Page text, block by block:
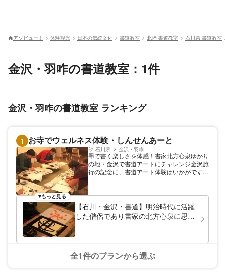
アソビュー！ 体験観光 日本の伝統文化 書道教室 北陸 書道教室 石川県 書道教室
金沢・羽咋の書道教室：1件
金沢・羽咋の書道教室 ランキング
1 お寺でウェルネス体験・しんせんあーと
石川県 金沢・羽咋
墨で書く楽しさを体感！書家北方心泉ゆかり
の地・金沢で書道アートにチャレンジ金沢旅
行の記念に、書道アート体験はいかがです
（しんせん）を継承し、書の楽しさや奥深さ
を皆様にお伝えしております。お好きな文字
を、自由に書いてください。アート性の高い
象形文字などにも挑戦できます。心泉ゆかり
もっと見る
【石川・金沢・書道】明治時代に活躍
した僧侶であり書家の北方心泉に思い
全1件のプランから選ぶ